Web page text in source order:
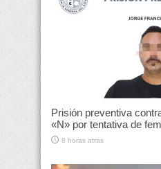
Prisión preventiva
«N» por tentativa de
8 horas atras